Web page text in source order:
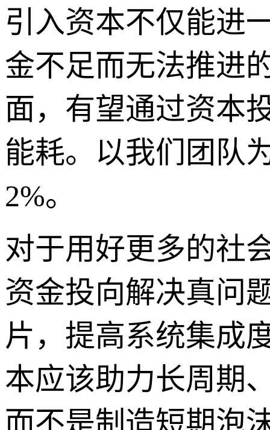
引入资本不仅能进
金不足而无法推进
面，有望通过资本
能耗。以我们团队
2%。
对于用好更多的社
资金投向解决真问
片，提高系统集成
本应该助力长周期
而不是制造短期泡